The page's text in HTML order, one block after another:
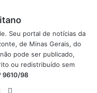
Seu portal de notícias da
de Minas Gerais, do
pode ser publicado,
ou redistribuído sem
9610/98
YouTube